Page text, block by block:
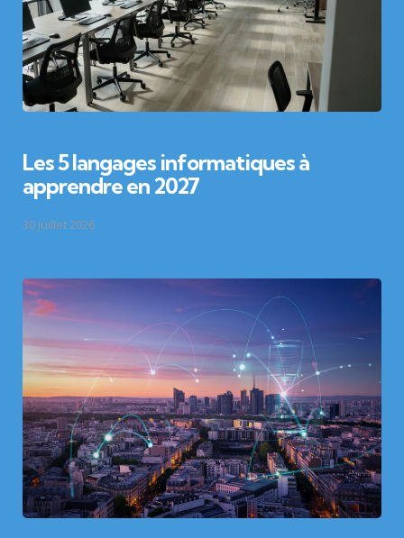
Les 5 langages informatiques à
apprendre en 2027
30 juillet 2026